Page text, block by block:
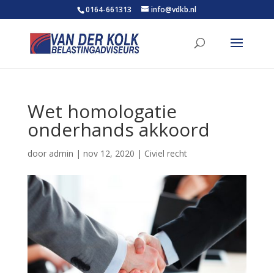
0164-661313 info@vdkb.nl
Wet homologatie
onderhands akkoord
door admin | nov 12, 2020 | Civiel recht